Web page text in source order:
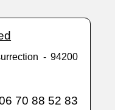
- 94200
70 88 52 83